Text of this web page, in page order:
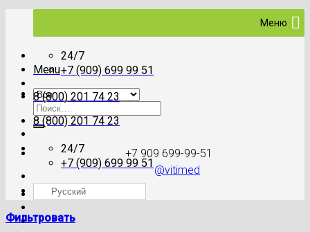
Menu
Искать:
+7 909 699-99-51
@vitimed
Где моя посылка?
Меню
24/7
+7 (909) 699 99 51
8 (800) 201 74 23
8 (800) 201 74 23
24/7
+7 (909) 699 99 51
Русский
Фильтровать